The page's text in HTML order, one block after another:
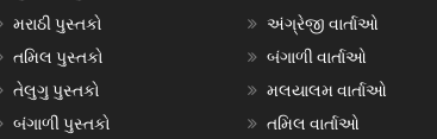
મરાઠી પુસ્તકો
તમિલ પુસ્તકો
તેલુગુ પુસ્તકો
બંગાળી પુસ્તકો
અંગ્રેજી વાર્તાઓ
બંગાળી વાર્તાઓ
મલયાલમ વાર્તાઓ
તમિલ વાર્તાઓ